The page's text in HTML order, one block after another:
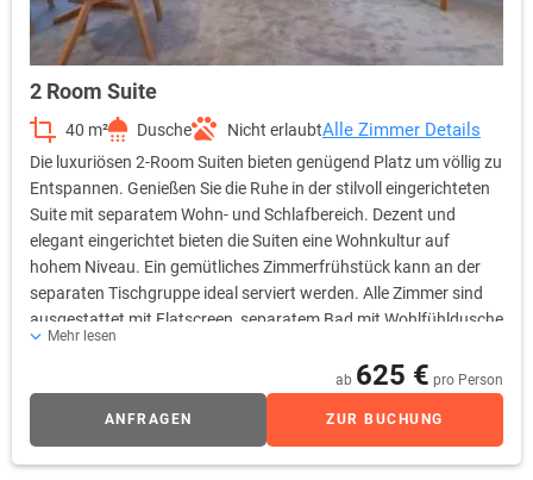
2 Room Suite
40 m² Dusche Nicht erlaubtAlle Zimmer Details
Die luxuriösen 2-Room Suiten bieten genügend Platz um völlig zu
Entspannen. Genießen Sie die Ruhe in der stilvoll eingerichteten
Suite mit separatem Wohn- und Schlafbereich. Dezent und
elegant eingerichtet bieten die Suiten eine Wohnkultur auf
hohem Niveau. Ein gemütliches Zimmerfrühstück kann an der
separaten Tischgruppe ideal serviert werden. Alle Zimmer sind
ausgestattet mit Flatscreen, separatem Bad mit Wohlfühldusche
und einer Pantryküche. Im kompletten Hotel haben Sie
kostenfreien WLAN-Zugang. Für 1-3 Personen geeignet.
Mehr lesen
ab 625 € pro Person
ANFRAGEN ZUR BUCHUNG